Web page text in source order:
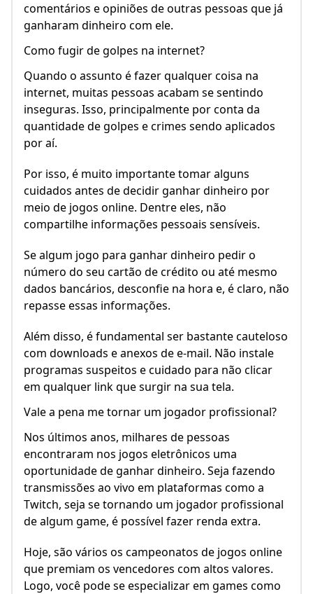
comentários e opiniões de outras pessoas que já
ganharam dinheiro com ele.
Como fugir de golpes na internet?
Quando o assunto é fazer qualquer coisa na
internet, muitas pessoas acabam se sentindo
inseguras. Isso, principalmente por conta da
quantidade de golpes e crimes sendo aplicados
por aí.
Por isso, é muito importante tomar alguns
cuidados antes de decidir ganhar dinheiro por
meio de jogos online. Dentre eles, não
compartilhe informações pessoais sensíveis.
Se algum jogo para ganhar dinheiro pedir o
número do seu cartão de crédito ou até mesmo
dados bancários, desconfie na hora e, é claro, não
repasse essas informações.
Além disso, é fundamental ser bastante cauteloso
com downloads e anexos de e-mail. Não instale
programas suspeitos e cuidado para não clicar
em qualquer link que surgir na sua tela.
Vale a pena me tornar um jogador profissional?
Nos últimos anos, milhares de pessoas
encontraram nos jogos eletrônicos uma
oportunidade de ganhar dinheiro. Seja fazendo
transmissões ao vivo em plataformas como a
Twitch, seja se tornando um jogador profissional
de algum game, é possível fazer renda extra.
Hoje, são vários os campeonatos de jogos online
que premiam os vencedores com altos valores.
Logo, você pode se especializar em games como